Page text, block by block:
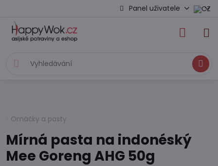
Panel uživatele
Hledat
Omáčky a pasty
Mírná pasta na indonéský
Mee Goreng AHG 50g